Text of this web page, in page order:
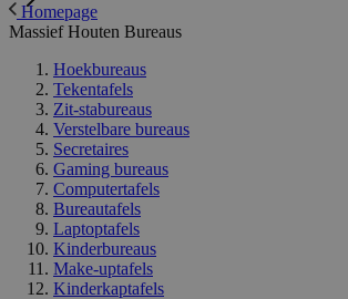
Homepage
Massief Houten Bureaus
Hoekbureaus
Tekentafels
Zit-stabureaus
Verstelbare bureaus
Secretaires
Gaming bureaus
Computertafels
Bureautafels
Laptoptafels
Kinderbureaus
Make-uptafels
Kinderkaptafels